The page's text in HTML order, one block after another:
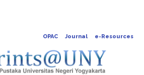
OPAC Journal e-Resources